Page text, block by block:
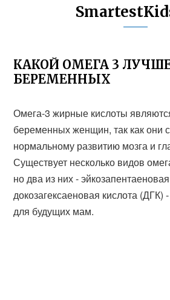
КАКОЙ ОМЕГА 3
БЕРЕМЕННЫХ
Омега-3 жирные кислоты
беременных женщин, так как они
нормальному развитию мозга и
Существует несколько видов
но два из них -
докозагексаеновая кислота
для будущих мам.